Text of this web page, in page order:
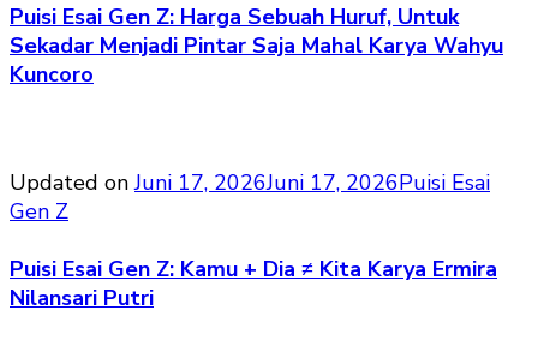
Puisi Esai Gen Z: Harga Sebuah Huruf, Untuk
Sekadar Menjadi Pintar Saja Mahal Karya Wahyu
Kuncoro
Updated onJuni 17, 2026Juni 17, 2026Puisi Esai
Gen Z
Puisi Esai Gen Z: Kamu + Dia ≠ Kita Karya Ermira
Nilansari Putri